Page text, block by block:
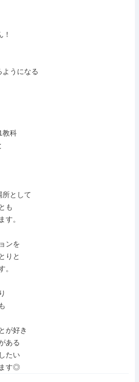
うになる
教科
として
も
す。
ンを
りと
。
が好き
ある
たい
す◎